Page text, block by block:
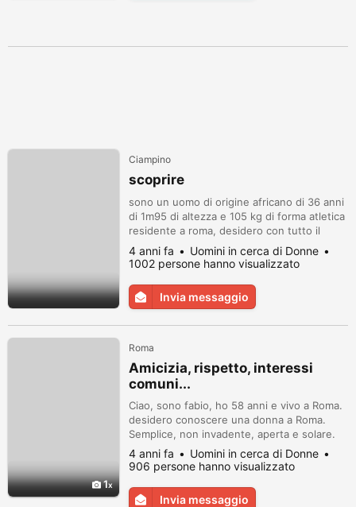
Ciampino
scoprire
sono un uomo di origine africano di 36 anni
di 1m95 di altezza e 105 kg di forma atletica
residente a roma, desidero con tutto il
rispetto per le donne di conoscere
qualcuno che condivida un sentimento di
dialogo e serio rispetto e amore per il
benessere di noi perché sono molto gentile
e rispettoso, contattami se lo desideri.
4 anni fa
Uomini in cerca di Donne
1002 persone hanno visualizzato
Invia messaggio
1
Roma
Amicizia, rispetto, interessi
comuni...
Ciao, sono fabio, ho 58 anni e vivo a Roma.
desidero conoscere una donna a Roma.
Semplice, non invadente, aperta e solare.
4 anni fa
Uomini in cerca di Donne
906 persone hanno visualizzato
Invia messaggio